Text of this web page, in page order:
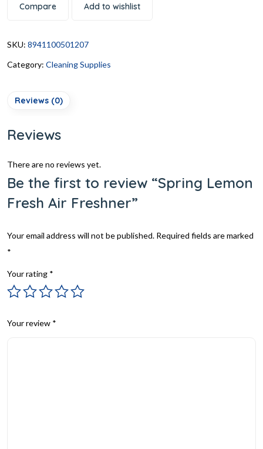
Compare Add to wishlist
SKU: 8941100501207
Category: Cleaning Supplies
Reviews (0)
Reviews
There are no reviews yet.
Be the first to review “Spring Lemon
Fresh Air Freshner”
Your email address will not be published. Required fields are marked
*
Your rating *
Your review *